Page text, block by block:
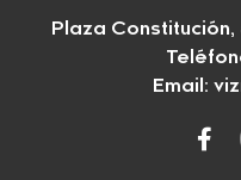
Plaza Constitución,
Email: